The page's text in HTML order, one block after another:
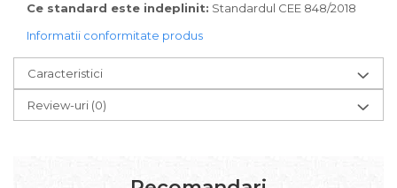
Pateu bio si creme vegetale
Sosuri bio
Produse din tomate
Ketchup bio
Sosuri bio din tomate
Sucuri si bauturi bio
Ce standard este indeplinit: Standardul CEE 848/2018
Informatii conformitate produs
Caracteristici
Review-uri (0)